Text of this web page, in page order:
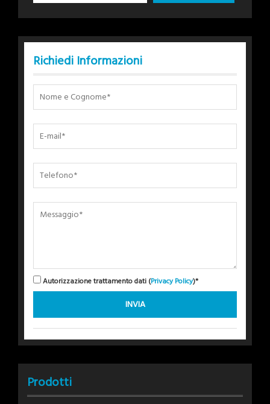
Richiedi Informazioni
Autorizzazione trattamento dati (Privacy Policy)*
Prodotti